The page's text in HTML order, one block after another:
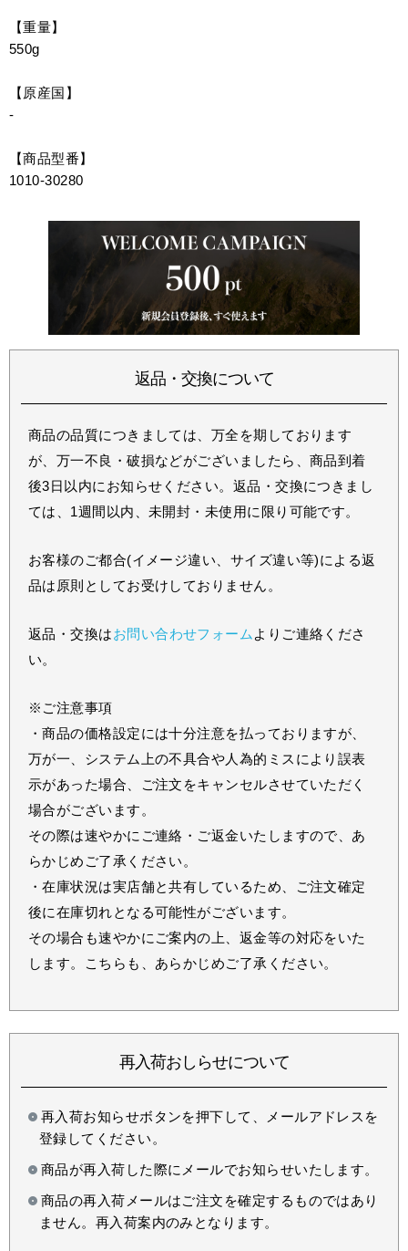
【重量】
550g
【原産国】
-
【商品型番】
1010-30280
返品・交換について
商品の品質につきましては、万全を期しております
が、万一不良・破損などがございましたら、商品到着
後3日以内にお知らせください。返品・交換につきまし
ては、1週間以内、未開封・未使用に限り可能です。
お客様のご都合(イメージ違い、サイズ違い等)による返
品は原則としてお受けしておりません。
返品・交換はお問い合わせフォーム よりご連絡くださ
い。
※ご注意事項
・商品の価格設定には十分注意を払っておりますが、
万が一、システム上の不具合や人為的ミスにより誤表
示があった場合、ご注文をキャンセルさせていただく
場合がございます。
その際は速やかにご連絡・ご返金いたしますので、あ
らかじめご了承ください。
・在庫状況は実店舗と共有しているため、ご注文確定
後に在庫切れとなる可能性がございます。
その場合も速やかにご案内の上、返金等の対応をいた
します。こちらも、あらかじめご了承ください。
再入荷おしらせについて
再入荷お知らせボタンを押下して、メールアドレスを
登録してください。
商品が再入荷した際にメールでお知らせいたします。
商品の再入荷メールはご注文を確定するものではあり
ません。再入荷案内のみとなります。